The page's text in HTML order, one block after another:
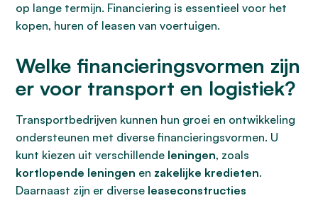
op lange termijn. Financiering is essentieel voor het
kopen, huren of leasen van voertuigen.
Welke financieringsvormen zijn
er voor transport en logistiek?
Transportbedrijven kunnen hun groei en ontwikkeling
ondersteunen met diverse financieringsvormen. U
kunt kiezen uit verschillende leningen, zoals
kortlopende leningen en zakelijke kredieten.
Daarnaast zijn er diverse leaseconstructies